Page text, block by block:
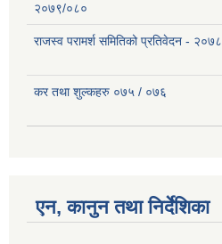
२०७९/०८०
राजस्व परामर्श समितिको प्रतिवेदन - २०७८
कर तथा शुल्कहरु ०७५ / ०७६
एन, कानुन तथा निर्देशिका